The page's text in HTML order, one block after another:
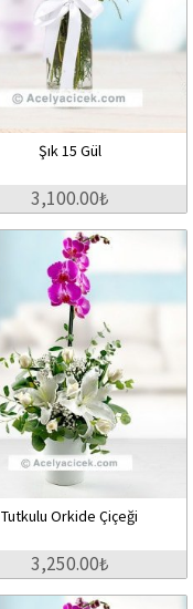
Şık 15 Gül
3,100.00₺
Tutkulu Orkide Çiçeği
3,250.00₺